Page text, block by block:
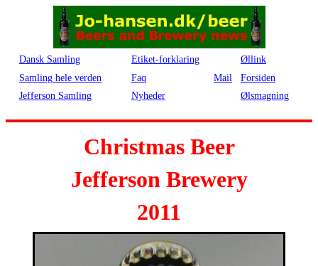
Dansk Samling Etiket-forklaring
Øllink
Samling hele verden
Faq Mail
Forsiden
Jefferson Samling
Nyheder Ølsmagning
Christmas Beer
Jefferson Brewery
2011